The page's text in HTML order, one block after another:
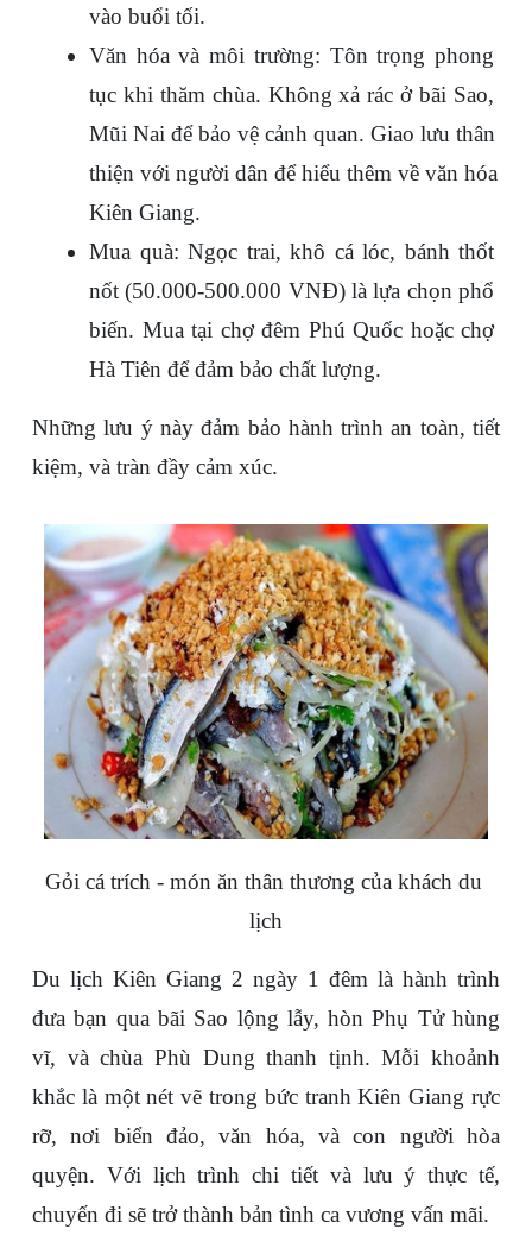
vào buổi tối.
Văn hóa và môi trường: Tôn trọng phong
tục khi thăm chùa. Không xả rác ở bãi Sao,
Mũi Nai để bảo vệ cảnh quan. Giao lưu thân
thiện với người dân để hiểu thêm về văn hóa
Kiên Giang.
Mua quà: Ngọc trai, khô cá lóc, bánh thốt
nốt (50.000-500.000 VNĐ) là lựa chọn phổ
biến. Mua tại chợ đêm Phú Quốc hoặc chợ
Hà Tiên để đảm bảo chất lượng.
Những lưu ý này đảm bảo hành trình an toàn, tiết
kiệm, và tràn đầy cảm xúc.
Gỏi cá trích - món ăn thân thương của khách du
lịch
Du lịch Kiên Giang 2 ngày 1 đêm là hành trình
đưa bạn qua bãi Sao lộng lẫy, hòn Phụ Tử hùng
vĩ, và chùa Phù Dung thanh tịnh. Mỗi khoảnh
khắc là một nét vẽ trong bức tranh Kiên Giang rực
rỡ, nơi biển đảo, văn hóa, và con người hòa
quyện. Với lịch trình chi tiết và lưu ý thực tế,
chuyến đi sẽ trở thành bản tình ca vương vấn mãi.